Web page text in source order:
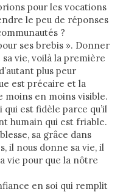
pour les vocations
le peu de réponses
?
ses brebis ». Donner
vie, voilà la première
plus peur
est précaire et la
en moins visible.
qui est fidèle parce qu’il
humain qui est friable.
sa grâce dans
il nous donne sa vie, il
vie pour que la nôtre
en soi qui remplit